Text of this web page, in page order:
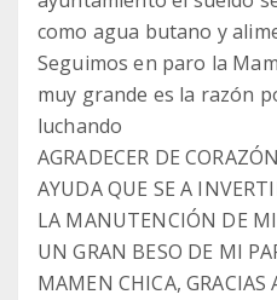
como agua butano y
Seguimos en paro la
muy grande es la razón
luchando
AGRADECER DE
AYUDA QUE SE A
LA MANUTENCIÓN DE
UN GRAN BESO DE MI
MAMEN CHICA, GRACIAS